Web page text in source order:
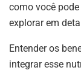
como você
explorar em
Entender os
integrar esse